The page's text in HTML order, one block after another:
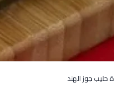
جوز الهند